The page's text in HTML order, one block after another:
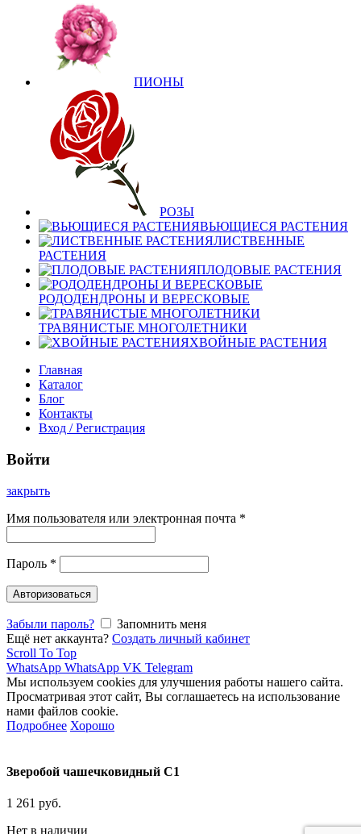
ПИОНЫ
РОЗЫ
ВЬЮЩИЕСЯ РАСТЕНИЯ
ЛИСТВЕННЫЕ
РАСТЕНИЯ
ПЛОДОВЫЕ РАСТЕНИЯ
РОДОДЕНДРОНЫ И ВЕРЕСКОВЫЕ
ТРАВЯНИСТЫЕ МНОГОЛЕТНИКИ
ХВОЙНЫЕ РАСТЕНИЯ
Главная
Каталог
Блог
Контакты
Вход / Регистрация
Войти
закрыть
Имя пользователя или электронная почта *
Пароль *
Авторизоваться
Забыли пароль?
Запомнить меня
Ещё нет аккаунта? Создать личный кабинет
Scroll To Top
WhatsApp WhatsApp VK Telegram
Мы используем cookies для улучшения работы нашего сайта.
Просматривая этот сайт, Вы соглашаетесь на использование
нами файлов cookie.
Подробнее Хорошо
Зверобой чашечковидный C1
1 261 руб.
Нет в наличии